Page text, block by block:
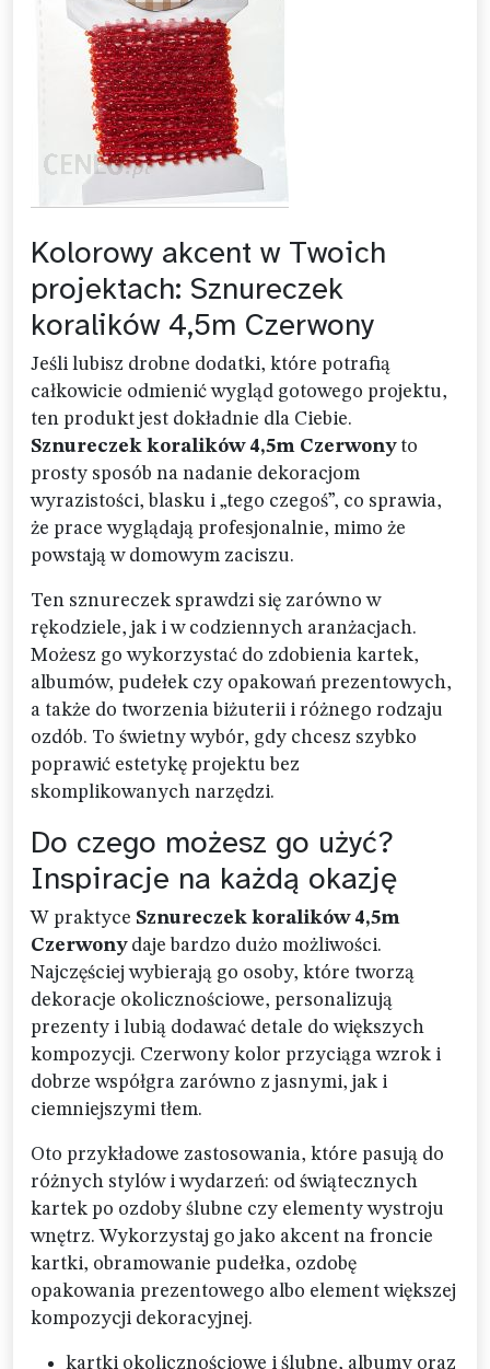
Kolorowy akcent w Twoich
projektach: Sznureczek
koralików 4,5m Czerwony
Jeśli lubisz drobne dodatki, które potrafią
całkowicie odmienić wygląd gotowego projektu,
ten produkt jest dokładnie dla Ciebie.
Sznureczek koralików 4,5m Czerwonyto
prosty sposób na nadanie dekoracjom
wyrazistości, blasku i „tego czegoś”, co sprawia,
że prace wyglądają profesjonalnie, mimo że
powstają w domowym zaciszu.
Ten sznureczek sprawdzi się zarówno w
rękodziele, jak i w codziennych aranżacjach.
Możesz go wykorzystać do zdobienia kartek,
albumów, pudełek czy opakowań prezentowych,
a także do tworzenia biżuterii i różnego rodzaju
ozdób. To świetny wybór, gdy chcesz szybko
poprawić estetykę projektu bez
skomplikowanych narzędzi.
Do czego możesz go użyć?
Inspiracje na każdą okazję
W praktyce Sznureczek koralików 4,5m
Czerwonydaje bardzo dużo możliwości.
Najczęściej wybierają go osoby, które tworzą
dekoracje okolicznościowe, personalizują
prezenty i lubią dodawać detale do większych
kompozycji. Czerwony kolor przyciąga wzrok i
dobrze współgra zarówno z jasnymi, jak i
ciemniejszymi tłem.
Oto przykładowe zastosowania, które pasują do
różnych stylów i wydarzeń: od świątecznych
kartek po ozdoby ślubne czy elementy wystroju
wnętrz. Wykorzystaj go jako akcent na froncie
kartki, obramowanie pudełka, ozdobę
opakowania prezentowego albo element większej
kompozycji dekoracyjnej.
kartki okolicznościowe i ślubne, albumy oraz